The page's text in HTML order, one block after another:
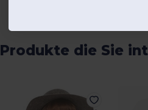
Produkte die Sie